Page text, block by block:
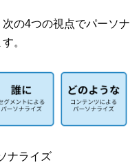
の4つの視点でパーソナ
。
ナライズ